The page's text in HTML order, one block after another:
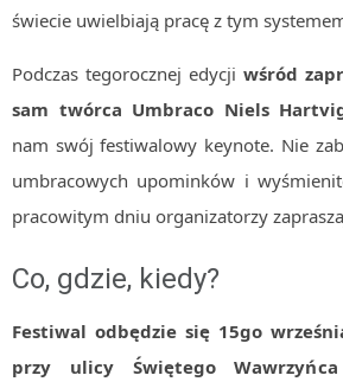
TESTOWANIE
WYDARZENIA
BIZNES
PO GODZINACH
KONTAKT
świecie uwielbiają pracę z tym
Podczas tegorocznej edycji wśród
sam twórca Umbraco Niels
nam swój festiwalowy keynote. Nie
umbracowych upominków i
pracowitym dniu organizatorzy
Co, gdzie, kiedy?
Festiwal odbędzie się 15go
przy ulicy Świętego